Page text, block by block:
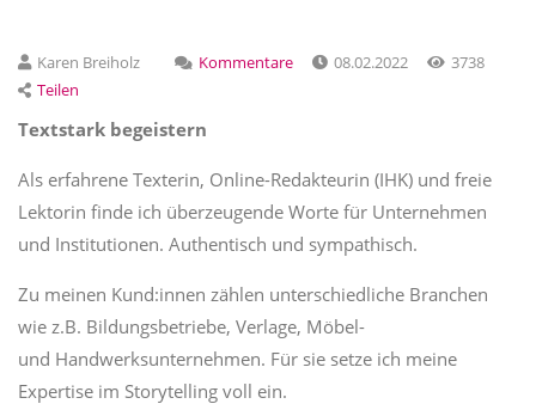
Karen Breiholz Kommentare 08.02.2022
3738
Teilen
Textstark begeistern
Als erfahrene Texterin, Online-Redakteurin (IHK) und freie
Lektorin finde ich überzeugende Worte für Unternehmen
und Institutionen. Authentisch und sympathisch.
Zu meinen Kund:innen zählen unterschiedliche Branchen
wie z.B. Bildungsbetriebe, Verlage, Möbel-
und Handwerksunternehmen. Für sie setze ich meine
Expertise im Storytelling voll ein.